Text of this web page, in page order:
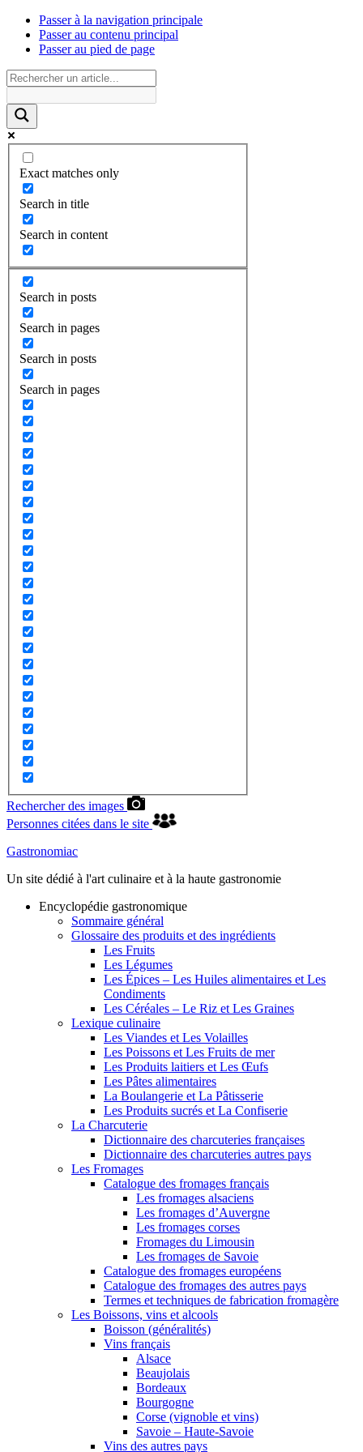
Passer à la navigation principale
Passer au contenu principal
Passer au pied de page
Exact matches only
Search in title
Search in content
Search in posts
Search in pages
Search in posts
Search in pages
Rechercher des images
Personnes citées dans le site
Gastronomiac
Un site dédié à l'art culinaire et à la haute gastronomie
Encyclopédie gastronomique
Sommaire général
Glossaire des produits et des ingrédients
Les Fruits
Les Légumes
Les Épices – Les Huiles alimentaires et Les
Condiments
Les Céréales – Le Riz et Les Graines
Lexique culinaire
Les Viandes et Les Volailles
Les Poissons et Les Fruits de mer
Les Produits laitiers et Les Œufs
Les Pâtes alimentaires
La Boulangerie et La Pâtisserie
Les Produits sucrés et La Confiserie
La Charcuterie
Dictionnaire des charcuteries françaises
Dictionnaire des charcuteries autres pays
Les Fromages
Catalogue des fromages français
Les fromages alsaciens
Les fromages d’Auvergne
Les fromages corses
Fromages du Limousin
Les fromages de Savoie
Catalogue des fromages européens
Catalogue des fromages des autres pays
Termes et techniques de fabrication fromagère
Les Boissons, vins et alcools
Boisson (généralités)
Vins français
Alsace
Beaujolais
Bordeaux
Bourgogne
Corse (vignoble et vins)
Savoie – Haute-Savoie
Vins des autres pays